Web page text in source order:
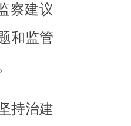
察建议
和监管
持治建